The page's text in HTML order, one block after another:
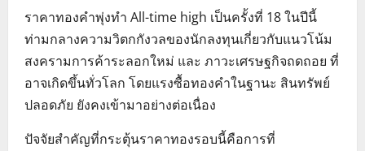
ราคาทองคำพุ่งทำ All-time high เป็นครั้งที่ 18 ในปีนี้
ท่ามกลางความวิตกกังวลของนักลงทุนเกี่ยวกับแนวโน้ม
สงครามการค้าระลอกใหม่ และ ภาวะเศรษฐกิจถดถอย ที่
อาจเกิดขึ้นทั่วโลก โดยแรงซื้อทองคำในฐานะ สินทรัพย์
ปลอดภัย ยังคงเข้ามาอย่างต่อเนื่อง
ปัจจัยสำคัญที่กระตุ้นราคาทองรอบนี้คือการที่